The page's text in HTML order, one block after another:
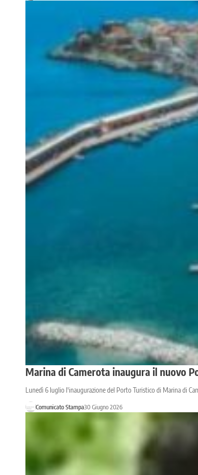
Marina di Camerota inaugura il nuovo
Lunedì 6 luglio l'inaugurazione del Porto Turistico di Marina di
Comunicato Stampa30 Giugno 2026